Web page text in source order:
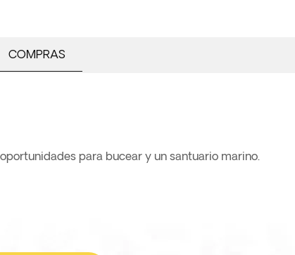
COMPRAS
para bucear y un santuario marino.